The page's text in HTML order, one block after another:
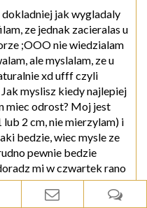
jak wygladaly
ze jednak zacieralas u
;OOO nie wiedzialam
ale myslalam, ze u
xd ufff czyli
myslisz kiedy najlepiej
miec odrost? Moj jest
2 cm, nie mierzylam) i
bedzie, wiec mysle ze
pewnie bedzie
mi w czwartek rano
sie zdecydowac na
odrost jest tak maly?